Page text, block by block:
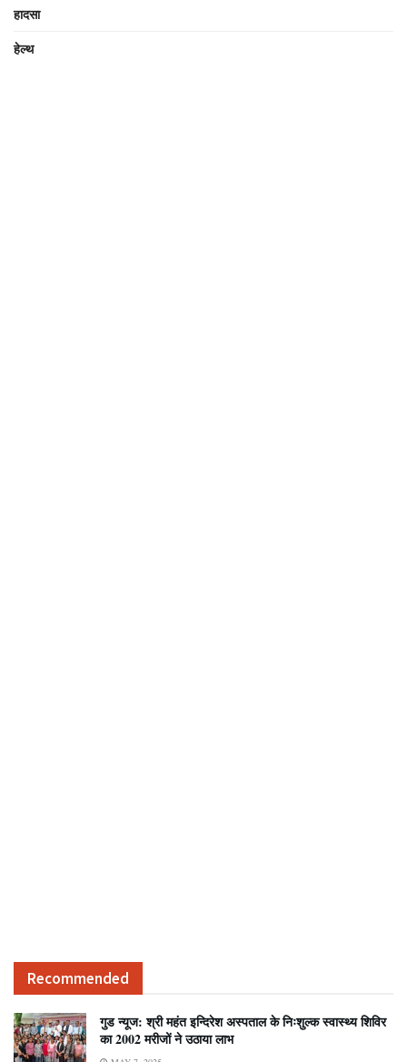
हादसा
हेल्थ
Recommended
गुड न्यूज: श्री महंत इन्दिरेश अस्पताल के निःशुल्क स्वास्थ्य शिविर
का 2002 मरीजों ने उठाया लाभ